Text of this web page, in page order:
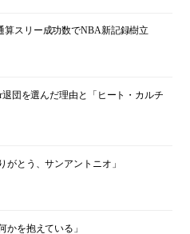
算スリー成功数でNBA新記録樹立
団を選んだ理由と「ヒート・カルチ
がとう、サンアントニオ」
かを抱えている」